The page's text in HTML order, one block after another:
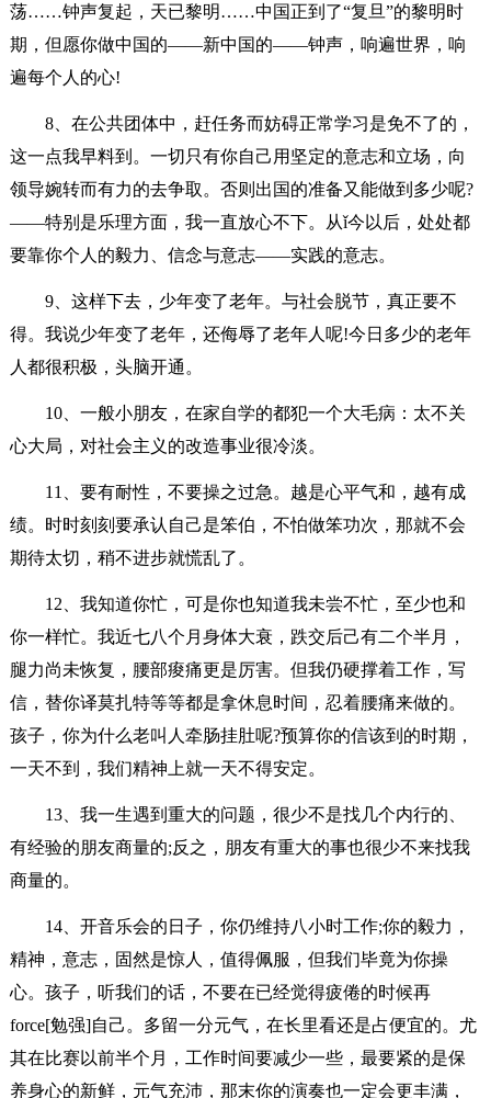
荡……钟声复起，天已黎明……中国正到了“复旦”的黎明时
期，但愿你做中国的——新中国的——钟声，响遍世界，响
遍每个人的心!
8、在公共团体中，赶任务而妨碍正常学习是免不了的，
这一点我早料到。一切只有你自己用坚定的意志和立场，向
领导婉转而有力的去争取。否则出国的准备又能做到多少呢?
——特别是乐理方面，我一直放心不下。从ǐ今以后，处处都
要靠你个人的毅力、信念与意志——实践的意志。
9、这样下去，少年变了老年。与社会脱节，真正要不
得。我说少年变了老年，还侮辱了老年人呢!今日多少的老年
人都很积极，头脑开通。
10、一般小朋友，在家自学的都犯一个大毛病：太不关
心大局，对社会主义的改造事业很冷淡。
11、要有耐性，不要操之过急。越是心平气和，越有成
绩。时时刻刻要承认自己是笨伯，不怕做笨功次，那就不会
期待太切，稍不进步就慌乱了。
12、我知道你忙，可是你也知道我未尝不忙，至少也和
你一样忙。我近七八个月身体大衰，跌交后己有二个半月，
腿力尚未恢复，腰部痠痛更是厉害。但我仍硬撑着工作，写
信，替你译莫扎特等等都是拿休息时间，忍着腰痛来做的。
孩子，你为什么老叫人牵肠挂肚呢?预算你的信该到的时期，
一天不到，我们精神上就一天不得安定。
13、我一生遇到重大的问题，很少不是找几个内行的、
有经验的朋友商量的;反之，朋友有重大的事也很少不来找我
商量的。
14、开音乐会的日子，你仍维持八小时工作;你的毅力，
精神，意志，固然是惊人，值得佩服，但我们毕竟为你操
心。孩子，听我们的话，不要在已经觉得疲倦的时候再
force[勉强]自己。多留一分元气，在长里看还是占便宜的。尤
其在比赛以前半个月，工作时间要减少一些，最要紧的是保
养身心的新鲜，元气充沛，那末你的演奏也一定会更丰满，